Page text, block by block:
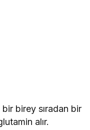
bir birey sıradan bir
alır.